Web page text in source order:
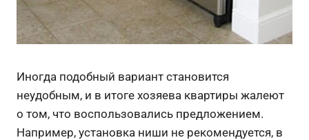
Иногда подобный вариант становится
неудобным, и в итоге хозяева квартиры жалеют
о том, что воспользовались предложением.
Например, установка ниши не рекомендуется, в